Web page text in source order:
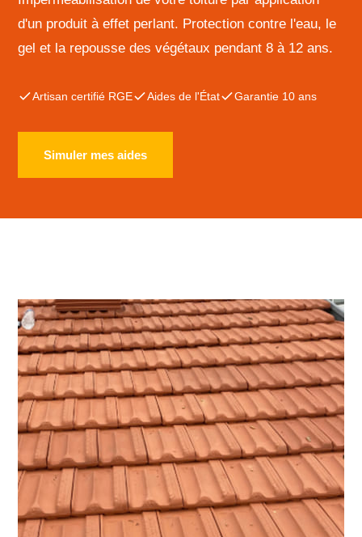
d'un produit à effet perlant. Protection contre l'eau, le
gel et la repousse des végétaux pendant 8 à 12 ans.
Artisan certifié RGE Aides de l'État Garantie 10 ans
Simuler mes aides